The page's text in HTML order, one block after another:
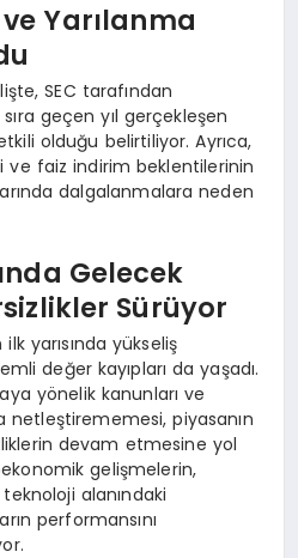
ve Yarılanma
SEC tarafından
geçen yıl gerçekleşen
olduğu belirtiliyor. Ayrıca,
ve faiz indirim beklentilerinin
dalgalanmalara neden
Gelecek
Sürüyor
ilk yarısında yükseliş
değer kayıpları da yaşadı.
yönelik kanunları ve
netleştirememesi, piyasanın
devam etmesine yol
gelişmelerin,
alanındaki
performansını